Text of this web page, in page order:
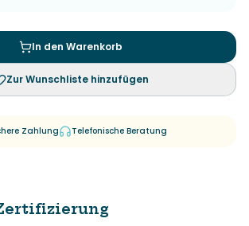
In den Warenkorb
Zur Wunschliste hinzufügen
Zahlung Telefonische Beratung